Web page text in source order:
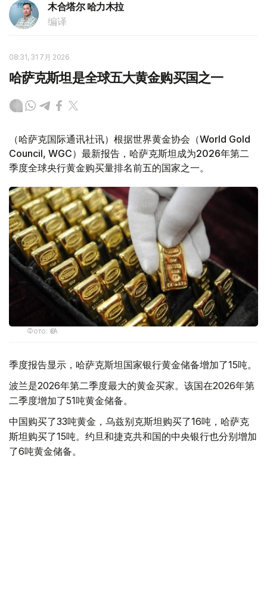
木合塔尔 哈力木拉
编译
08:31, 31 7月 2026
哈萨克斯坦是全球五大黄金购买国之一
（哈萨克国际通讯社讯）根据世界黄金协会（World Gold
Council, WGC）最新报告，哈萨克斯坦成为2026年第二
季度全球央行黄金购买量排名前五的国家之一。
Фото: ӨзА
季度报告显示，哈萨克斯坦国家银行黄金储备增加了15吨。
波兰是2026年第二季度最大的黄金买家。该国在2026年第
二季度增加了51吨黄金储备。
中国购买了33吨黄金，乌兹别克斯坦购买了16吨，哈萨克
斯坦购买了15吨。约旦和捷克共和国的中央银行也分别增加
了6吨黄金储备。